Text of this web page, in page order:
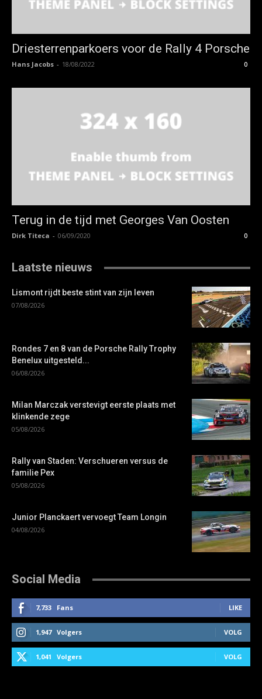
Driesterrenparkoers voor de Rally 4 Porsche
Hans Jacobs - 18/08/2022 0
Terug in de tijd met Georges Van Oosten
Dirk Titeca - 06/09/2020 0
Laatste nieuws
Lismont rijdt beste stint van zijn leven
07/08/2026
Rondes 7 en 8 van de Porsche Rally Trophy
Benelux uitgesteld...
06/08/2026
Milan Marczak verstevigt eerste plaats met
klinkende zege
05/08/2026
Rally van Staden: Verschueren versus de
familie Pex
05/08/2026
Junior Planckaert vervoegt Team Longin
04/08/2026
Social Media
7,733 Fans LIKE
1,947 Volgers VOLG
1,041 Volgers VOLG